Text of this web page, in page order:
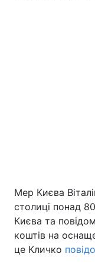
Мер Києва
столиці понад
Києва та
коштів на
це Кличко